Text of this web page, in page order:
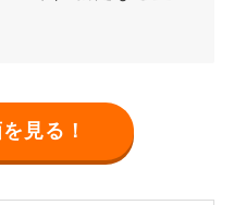
見る！